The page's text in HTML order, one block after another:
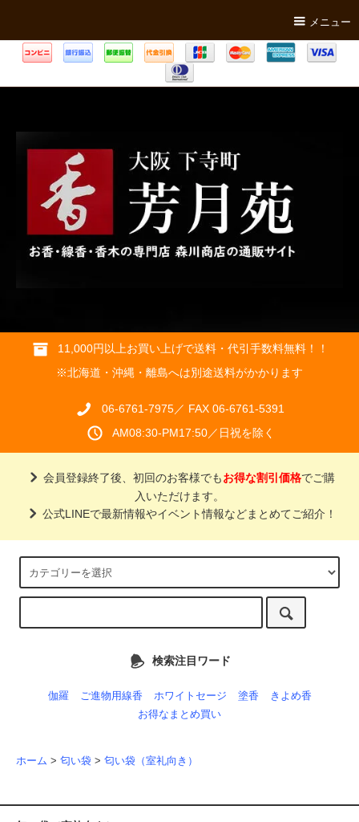
メニュー
11,000円以上お買い上げで送料・代引手数料無料！！
※北海道・沖縄・離島へは別途送料がかかります
06-6761-7975／ FAX 06-6761-5391
AM08:30-PM17:50／日祝を除く
会員登録終了後、初回のお客様でもお得な割引価格でご購
入いただけます。
公式LINEで最新情報やイベント情報などまとめてご紹介！
検索注目ワード
伽羅 ご進物用線香 ホワイトセージ 塗香
きよめ香
お得なまとめ買い
ホーム > 匂い袋 > 匂い袋（室礼向き）